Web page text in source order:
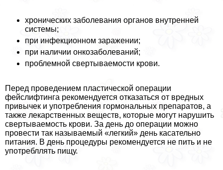
хронических заболевания органов внутренней
системы;
при инфекционном заражении;
при наличии онкозаболеваний;
проблемной свертываемости крови.
Перед проведением пластической операции
фейслифтинга рекомендуется отказаться от вредных
привычек и употрeбления гормональных препаратов, а
также лекарственных веществ, которые могут нарушить
свертываемость крови. За день до операции можно
провести так называемый «легкий» день касательно
питания. В день процедуры рекомендуется не пить и не
употрeбллять пищу.